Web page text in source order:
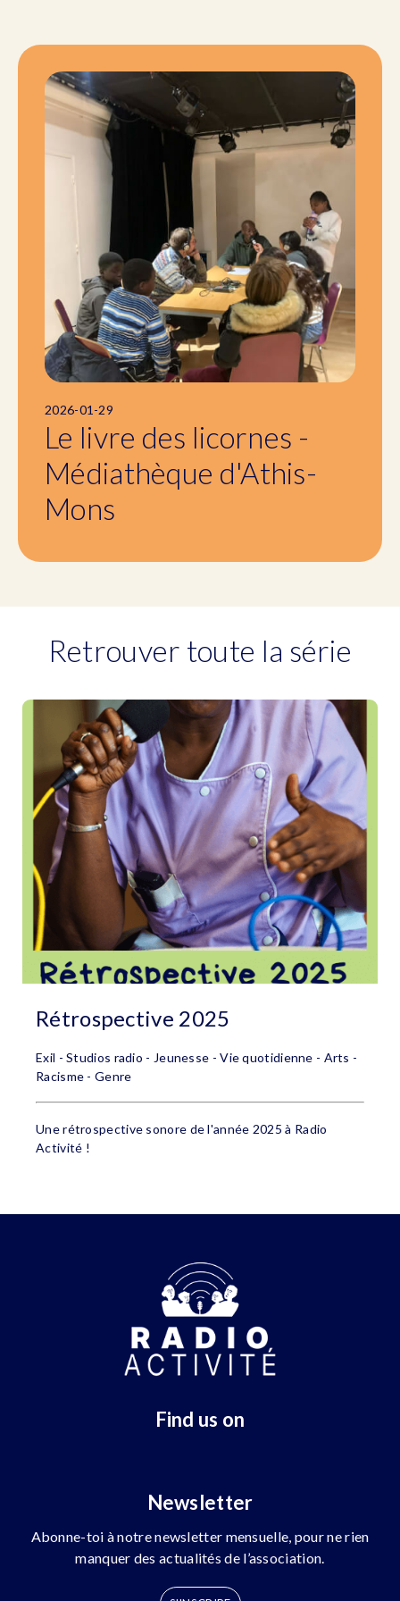
2026-01-29
Le livre des licornes -
Médiathèque d'Athis-
Mons
Retrouver toute la série
Rétrospective 2025
Exil - Studios radio - Jeunesse - Vie quotidienne - Arts -
Racisme - Genre
Une rétrospective sonore de l'année 2025 à Radio
Activité !
Find us on
Newsletter
Abonne-toi à notre newsletter mensuelle, pour ne rien
manquer des actualités de l’association.